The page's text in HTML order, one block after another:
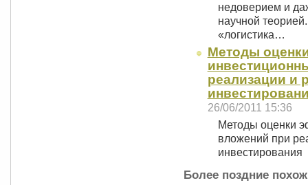
недоверием и
научной
«логистика…
Методы
реализации и
26/06/2011 15:36
Методы оценки
вложений при
Более поздние